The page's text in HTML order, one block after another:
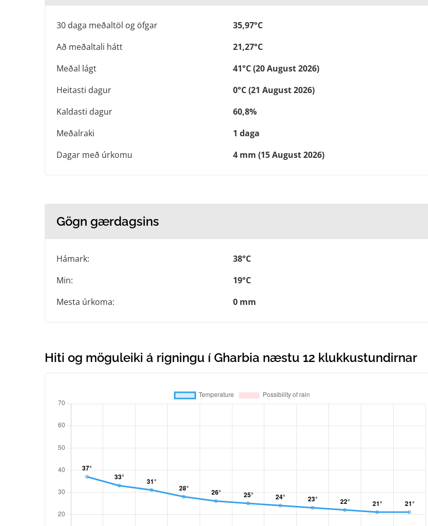
30 daga meðaltöl og öfgar
35,97°C
Að meðaltali hátt
21,27°C
Meðal lágt
41°C (20 August 2026)
Heitasti dagur
0°C (21 August 2026)
Kaldasti dagur
60,8%
Meðalraki
1 daga
Dagar með úrkomu
4 mm (15 August 2026)
Gögn gærdagsins
Hámark:
38°C
Min:
19°C
Mesta úrkoma:
0 mm
Hiti og möguleiki á rigningu í Gharbia næstu 12 klukkustundirnar